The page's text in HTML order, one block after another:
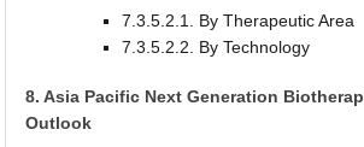
7.3.5.2.1. By Therapeutic Area
7.3.5.2.2. By Technology
8. Asia Pacific Next Generation
Outlook